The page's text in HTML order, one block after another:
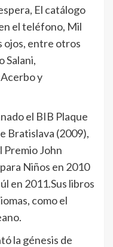
El catálogo
el teléfono, Mil
ojos, entre otros
Salani,
y
el BIB Plaque
Bratislava (2009),
Premio John
Niños en 2010
en 2011.Sus libros
como el
la génesis de